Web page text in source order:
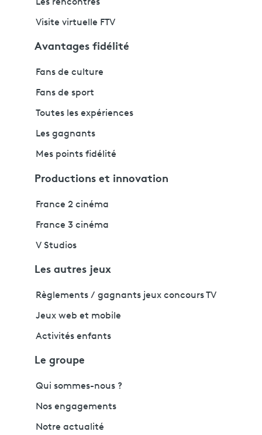
Les rencontres
Visite virtuelle FTV
Avantages fidélité
Fans de culture
Fans de sport
Toutes les expériences
Les gagnants
Mes points fidélité
Productions et innovation
France 2 cinéma
France 3 cinéma
V Studios
Les autres jeux
Règlements / gagnants jeux concours TV
Jeux web et mobile
Activités enfants
Le groupe
Qui sommes-nous ?
Nos engagements
Notre actualité